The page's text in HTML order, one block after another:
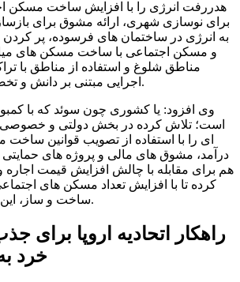
هدررفت انرژی را با افزایش ساخت مسکن
برای نوسازی شهری، ارائه مشوق برای
به انرژی در ساختمان های فرسوده، پر کردن
و مسکن اجتماعی با ساخت مسکن های
مناطق شلوغ و استفاده از مناطق با
اجرایی مبتنی بر دانش و تخصص دنبال کرده است.
وی افزود: یا کشوری چون سوئد که با
است؛ تلاش کرده در بخش دولتی و
ای را با استفاده از تصویب قوانین
درآمد، مشوق های مالی و پروژه های حمایتی
هم برای مقابله با چالش افزایش قیمت
کرده تا با افزایش تعداد مسکن های
ساخت و ساز، این مشکل را کاهش دهد.
راهکار اتحادیه اروپا برای
خرد